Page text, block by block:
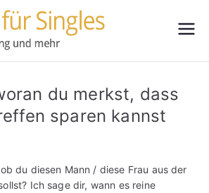
für
Single
s
du merkst, dass
sparen kannst
du diesen Mann / diese Frau aus der
Ich sage dir, wann es reine